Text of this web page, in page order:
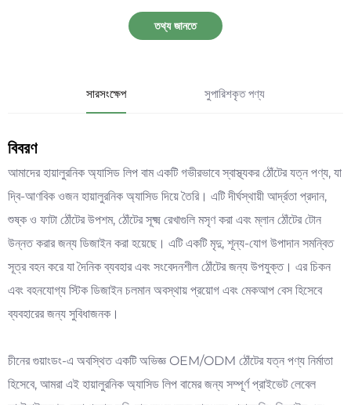
তথ্য জানতে
সারসংক্ষেপ সুপারিশকৃত পণ্য
বিবরণ
আমাদের হায়ালুরনিক অ্যাসিড লিপ বাম একটি গভীরভাবে স্বাস্থ্যকর ঠোঁটের যত্ন পণ্য, যা
দ্বি-আণবিক ওজন হায়ালুরনিক অ্যাসিড দিয়ে তৈরি। এটি দীর্ঘস্থায়ী আর্দ্রতা প্রদান,
শুষ্ক ও ফাটা ঠোঁটের উপশম, ঠোঁটের সূক্ষ্ম রেখাগুলি মসৃণ করা এবং ম্লান ঠোঁটের টোন
উন্নত করার জন্য ডিজাইন করা হয়েছে। এটি একটি মৃদু, শূন্য-যোগ উপাদান সমন্বিত
সূত্র বহন করে যা দৈনিক ব্যবহার এবং সংবেদনশীল ঠোঁটের জন্য উপযুক্ত। এর চিকন
এবং বহনযোগ্য স্টিক ডিজাইন চলমান অবস্থায় প্রয়োগ এবং মেকআপ বেস হিসেবে
ব্যবহারের জন্য সুবিধাজনক।
চীনের গুয়াংডং-এ অবস্থিত একটি অভিজ্ঞ OEM/ODM ঠোঁটের যত্ন পণ্য নির্মাতা
হিসেবে, আমরা এই হায়ালুরনিক অ্যাসিড লিপ বামের জন্য সম্পূর্ণ প্রাইভেট লেবেল